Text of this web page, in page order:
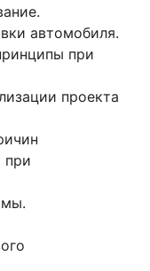
автомобиля.
при
проекта
при